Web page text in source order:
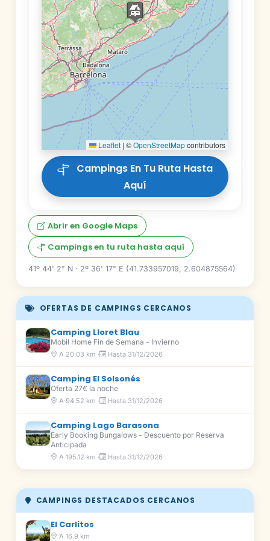
Leaflet | ©OpenStreetMapcontributors
Aquí
Abrir en Google Maps
Campings en tu ruta hasta aquí
41º 44' 2" N · 2º 36' 17" E (41.733957019, 2.604875564)
OFERTAS DE CAMPINGS CERCANOS
Camping Lloret Blau
Mobil Home Fin de Semana - Invierno
A 20.03 km · Hasta 31/12/2026
Camping El Solsonés
Oferta 27€ la noche
A 94.52 km · Hasta 31/12/2026
Camping Lago Barasona
Early Booking Bungalows - Descuento por Reserva
Anticipada
A 195.12 km · Hasta 31/12/2026
CAMPINGS DESTACADOS CERCANOS
El Carlitos
A 16.9 km